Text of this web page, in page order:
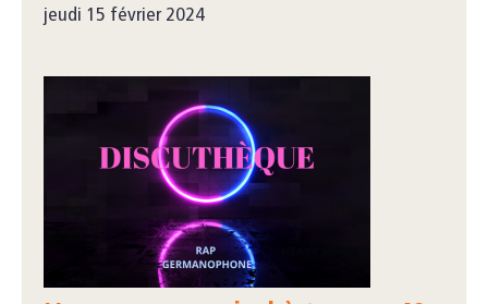
jeudi 15 février 2024